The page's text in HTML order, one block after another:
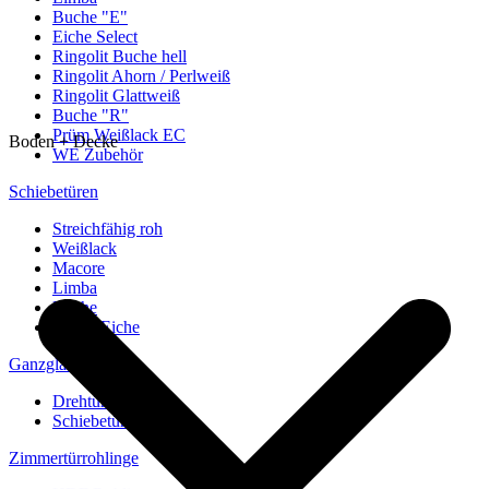
Buche "E"
Eiche Select
Ringolit Buche hell
Ringolit Ahorn / Perlweiß
Ringolit Glattweiß
Buche "R"
Prüm Weißlack EC
WE Zubehör
Schiebetüren
Streichfähig roh
Weißlack
Macore
Limba
Buche
europ. Eiche
Ganzglastüren
Drehtüren
Schiebetüren
Zimmertürrohlinge
Boden + Decke